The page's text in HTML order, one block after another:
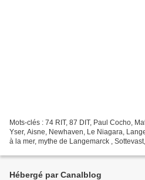
Mots-clés : 74 RIT, 87 DIT, Paul Cocho,
Yser, Aisne, Newhaven, Le Niagara,
à la mer, mythe de Langemarck ,
Hébergé par Canalblog